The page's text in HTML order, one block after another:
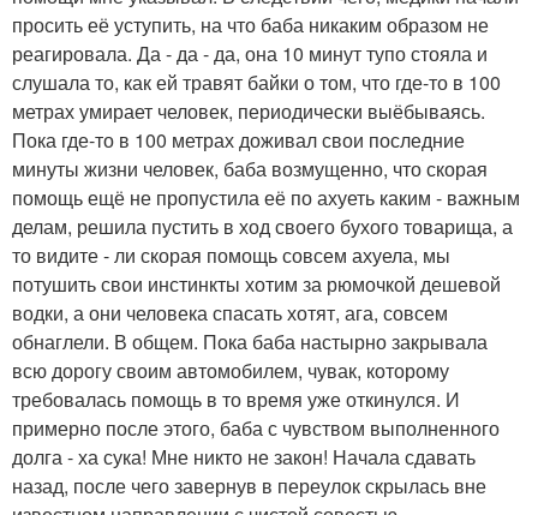
просить её уступить, на что баба никаким образом не
реагировала. Да - да - да, она 10 минут тупо стояла и
слушала то, как ей травят байки о том, что где-то в 100
метрах умирает человек, периодически выёбываясь.
Пока где-то в 100 метрах доживал свои последние
минуты жизни человек, баба возмущенно, что скорая
помощь ещё не пропустила её по ахуеть каким - важным
делам, решила пустить в ход своего бухого товарища, а
то видите - ли скорая помощь совсем ахуела, мы
потушить свои инстинкты хотим за рюмочкой дешевой
водки, а они человека спасать хотят, ага, совсем
обнаглели. В общем. Пока баба настырно закрывала
всю дорогу своим автомобилем, чувак, которому
требовалась помощь в то время уже откинулся. И
примерно после этого, баба с чувством выполненного
долга - ха сука! Мне никто не закон! Начала сдавать
назад, после чего завернув в переулок скрылась вне